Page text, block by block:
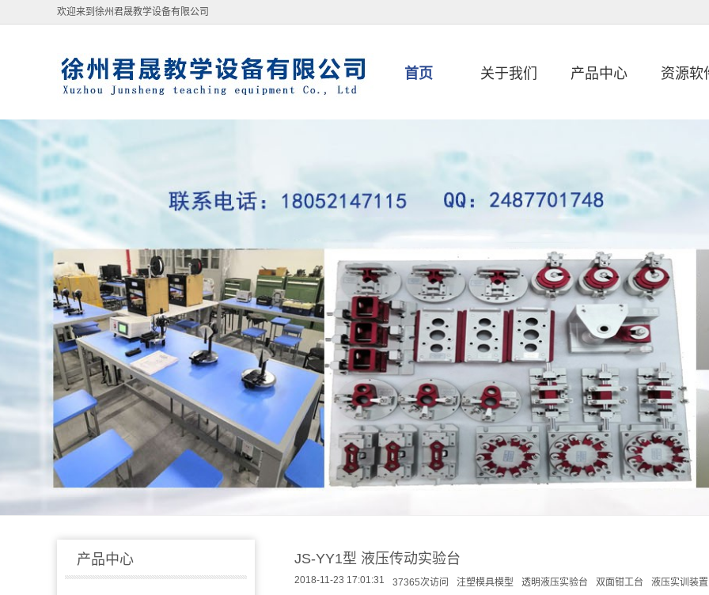
欢迎来到徐州君晟教学设备有限公司
首页 关于我们 产品中心 资源软
产品中心 JS-YY1型 液压传动实验台
2018-11-23 17:01:31 37365次访问 注塑模具模型 透明液压实验台 双面钳工台 液压实训装置